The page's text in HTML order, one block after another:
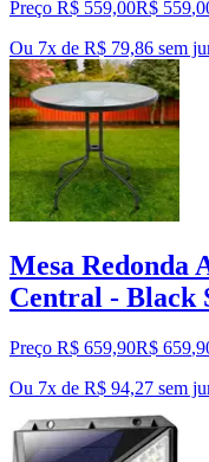
Preço R$ 559,00R$ 559,
Ou 7x de R$ 79,86 sem
Mesa Redonda
Central - Black
Preço R$ 659,90R$ 659,
Ou 7x de R$ 94,27 sem